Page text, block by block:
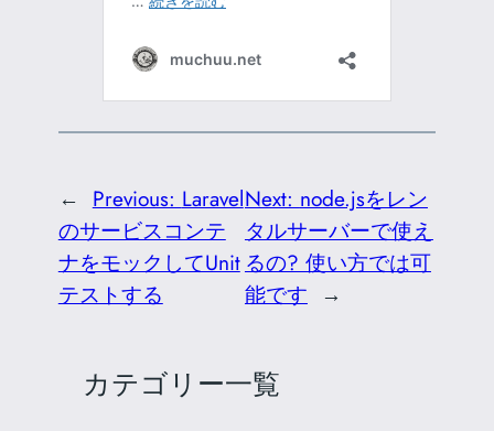
← Previous: Laravel
のサービスコンテ
ナをモックしてUnit
テストする
Next: node.jsをレン
タルサーバーで使え
るの? 使い方では可
能です →
カテゴリー一覧